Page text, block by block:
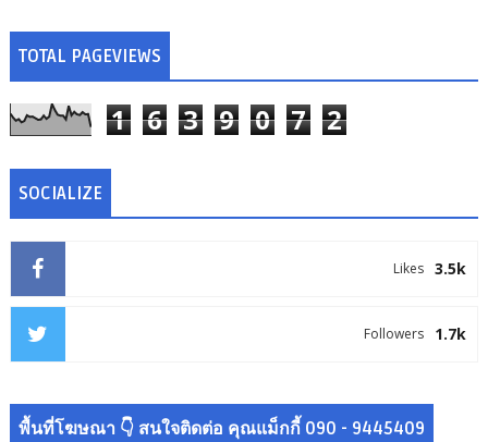
TOTAL PAGEVIEWS
1 6 3 9 0 7 2
SOCIALIZE
3.5k
Likes
1.7k
Followers
พื้นที่โฆษณา 👇 สนใจติดต่อ คุณแม็กกี้ 090 - 9445409